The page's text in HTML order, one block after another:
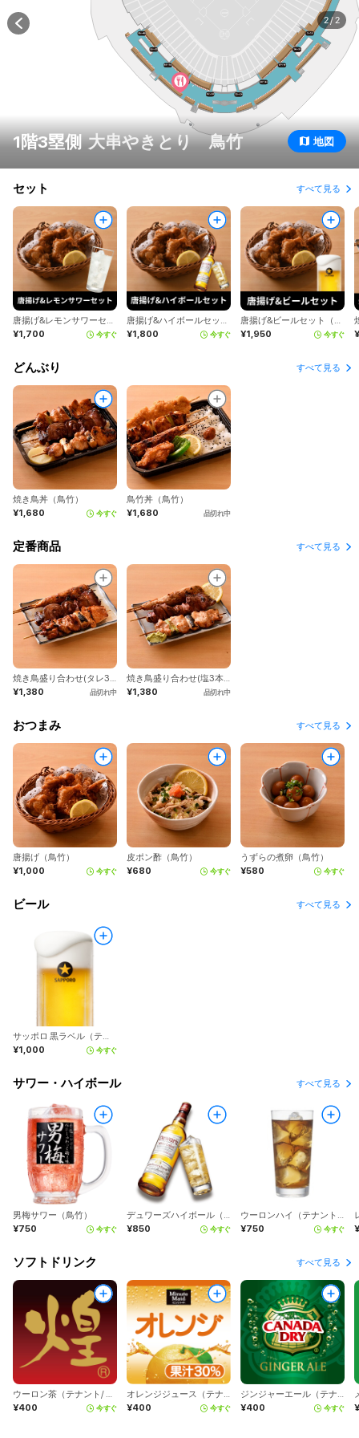
1階3塁側 大串やきとり 鳥竹 地図
2/2
セット すべて見る
唐揚げ&レモンサワーセット（鳥竹）
¥1,700
今すぐ
唐揚げ&ハイボールセット（鳥竹）
¥1,800
今すぐ
唐揚げ&ビールセット（鳥竹）
¥1,950
今すぐ
どんぶり すべて見る
焼き鳥丼（鳥竹）
¥1,680
今すぐ
鳥竹丼（鳥竹）
¥1,680
品切れ中
定番商品 すべて見る
焼き鳥盛り合わせ(タレ3本)（鳥竹）
¥1,380
品切れ中
焼き鳥盛り合わせ(塩3本)（鳥竹）
¥1,380
品切れ中
おつまみ すべて見る
唐揚げ（鳥竹）
¥1,000
今すぐ
皮ポン酢（鳥竹）
¥680
今すぐ
うずらの煮卵（鳥竹）
¥580
今すぐ
ビール すべて見る
サッポロ 黒ラベル（テナント）
¥1,000
今すぐ
サワー・ハイボール すべて見る
男梅サワー（鳥竹）
¥750
今すぐ
デュワーズハイボール（テナント）
¥850
今すぐ
ウーロンハイ（テナント）
¥750
今すぐ
ソフトドリンク すべて見る
ウーロン茶（テナント/ コカ・コーラ）
¥400
今すぐ
オレンジジュース（テナント/コカ・コーラ）
¥400
今すぐ
ジンジャーエール（テナント/コカ・コーラ）
¥400
今すぐ